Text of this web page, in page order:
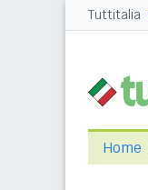
Tuttitalia
Home